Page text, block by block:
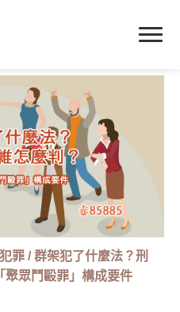
罪 /群架犯了什麼法？刑
聚眾鬥毆罪」構成要件